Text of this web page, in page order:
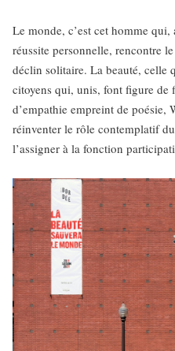
Le monde, c’est cet homme
réussite personnelle, rencontre
déclin solitaire. La beauté, celle
citoyens qui, unis, font figure de
d’empathie empreint de poésie,
réinventer le rôle contemplatif
l’assigner à la fonction